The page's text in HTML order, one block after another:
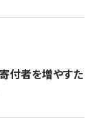
寄付者を増やすた